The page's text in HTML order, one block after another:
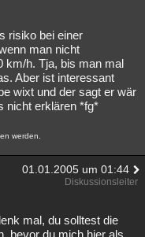
risiko bei einer
man nicht
km/h. Tja, bis man mal
Aber ist interessant
wixt und der sagt er wär
nicht erklären *fg*
werden.
01.01.2005 um 01:44
Diskussionsleiter
mal, du solltest die
bevor du mich hier als